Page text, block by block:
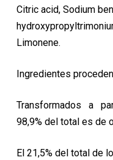
Citric acid, Sodium
Limonene.
Ingredientes
Transformados a
98,9% del total es de
El 21,5% del total de